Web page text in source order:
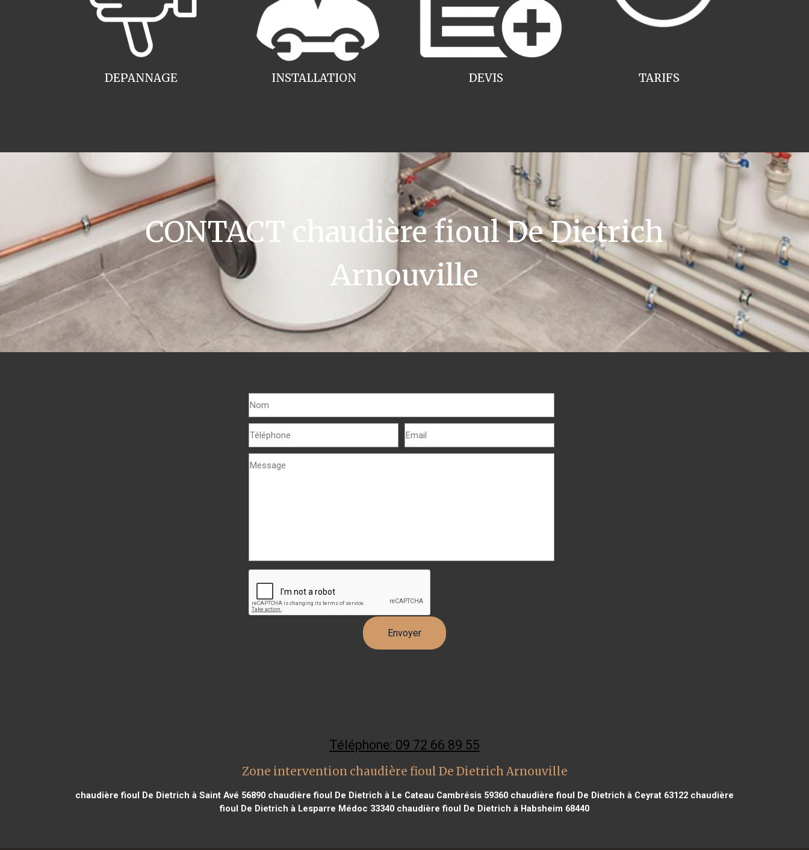
INSTALLATION
DEPANNAGE TARIFS
DEVIS
CONTACT chaudière fioul De Dietrich
Arnouville
Téléphone: 09 72 66 89 55
Zone intervention chaudière fioul De Dietrich Arnouville
chaudière fioul De Dietrich à Saint Avé 56890 chaudière fioul De Dietrich à Le Cateau Cambrésis 59360 chaudière fioul De Dietrich à Ceyrat 63122 chaudière
fioul De Dietrich à Lesparre Médoc 33340 chaudière fioul De Dietrich à Habsheim 68440